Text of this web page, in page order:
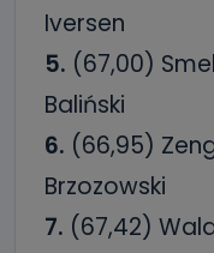
Iversen
5. (67,00)
Baliński
6. (66,95)
Brzozowski
7. (67,42)